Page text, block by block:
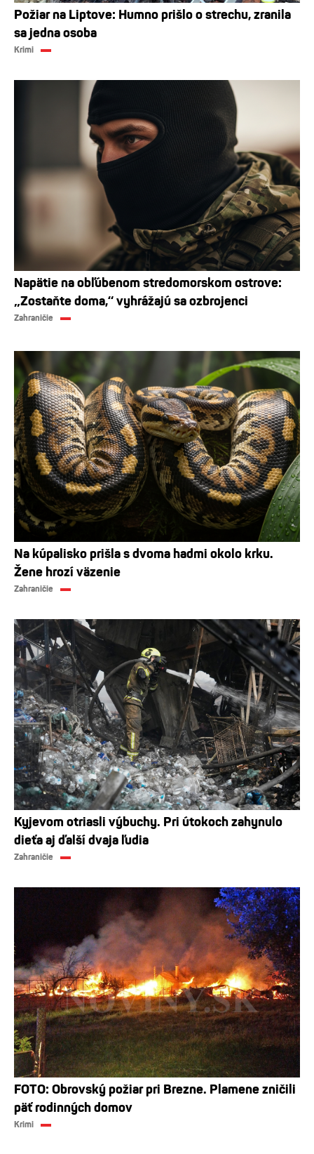
Požiar na Liptove: Humno prišlo o strechu, zranila
sa jedna osoba
Krimi
Napätie na obľúbenom stredomorskom ostrove:
„Zostaňte doma,“ vyhrážajú sa ozbrojenci
Zahraničie
Na kúpalisko prišla s dvoma hadmi okolo krku.
Žene hrozí väzenie
Zahraničie
Kyjevom otriasli výbuchy. Pri útokoch zahynulo
dieťa aj ďalší dvaja ľudia
Zahraničie
FOTO: Obrovský požiar pri Brezne. Plamene zničili
päť rodinných domov
Krimi